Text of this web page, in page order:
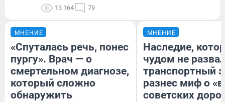
13 164 79
МНЕНИЕ
«Спуталась речь, понес
пургу». Врач — о
смертельном диагнозе,
который сложно
обнаружить
МНЕНИЕ
Наследие,
чудом не
транспортный
разнес миф о
советских